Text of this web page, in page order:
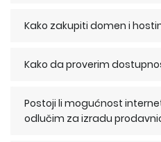
Kako zakupiti domen i
Kako da proverim
Postoji li mogućnost
odlučim za izradu